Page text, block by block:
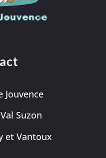
Jouvence
Suzon
et Vantoux